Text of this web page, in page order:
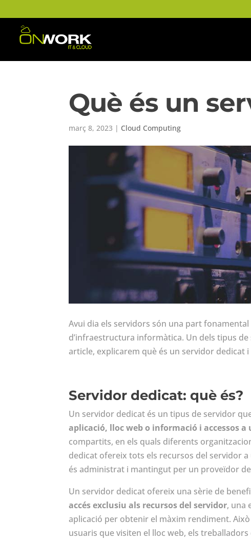
Què és un
març 8, 2023 | Cloud Computing
Avui dia els servidors són una part
d’infraestructura informàtica. Un dels tipus
article, explicarem què és un servidor dedicat
Servidor dedicat: què és?
Un servidor dedicat és un tipus de servidor
aplicació, lloc web o informació i accessos a
compartits, en els quals diferents
dedicat ofereix tots els recursos del servidor
és administrat i mantingut per un proveïdor
Un servidor dedicat ofereix una sèrie de
accés exclusiu als recursos del servidor, una
aplicació per obtenir el màxim rendiment.
usuaris que visiten el lloc web, els